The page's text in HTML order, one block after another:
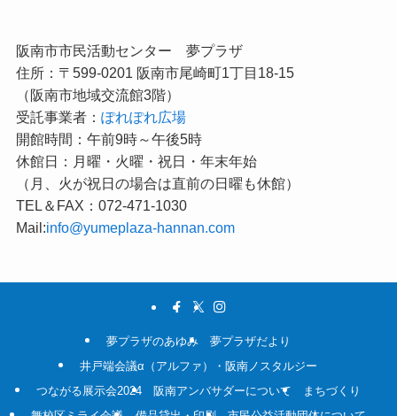
阪南市市民活動センター 夢プラザ
住所：〒599-0201 阪南市尾崎町1丁目18-15
（阪南市地域交流館3階）
受託事業者： ぽれぽれ広場
開館時間：午前9時～午後5時
休館日：月曜・火曜・祝日・年末年始
（月、火が祝日の場合は直前の日曜も休館）
TEL＆FAX：072-471-1030
Mail:info@yumeplaza-hannan.com
夢プラザのあゆみ
夢プラザだより
井戸端会議α（アルファ）・阪南ノスタルジー
つながる展示会2024
阪南アンバサダーについて
まちづくり